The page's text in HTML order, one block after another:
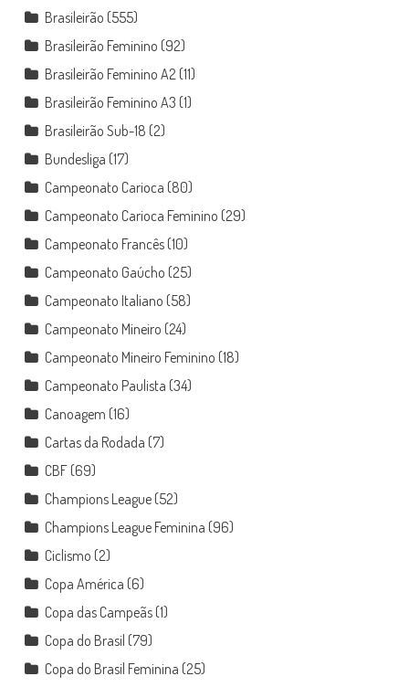
Brasileirão (555)
Brasileirão Feminino (92)
Brasileirão Feminino A2 (11)
Brasileirão Feminino A3 (1)
Brasileirão Sub-18 (2)
Bundesliga (17)
Campeonato Carioca (80)
Campeonato Carioca Feminino (29)
Campeonato Francês(10)
Campeonato Gaúcho (25)
Campeonato Italiano (58)
Campeonato Mineiro (24)
Campeonato Mineiro Feminino (18)
Campeonato Paulista (34)
Canoagem (16)
Cartas da Rodada (7)
CBF(69)
Champions League(52)
Champions League Feminina (96)
Ciclismo (2)
Copa América (6)
Copa das Campeãs(1)
Copa do Brasil (79)
Copa do Brasil Feminina (25)